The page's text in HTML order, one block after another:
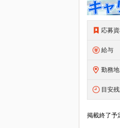
応募
給与
勤務地
目安
掲載終了予